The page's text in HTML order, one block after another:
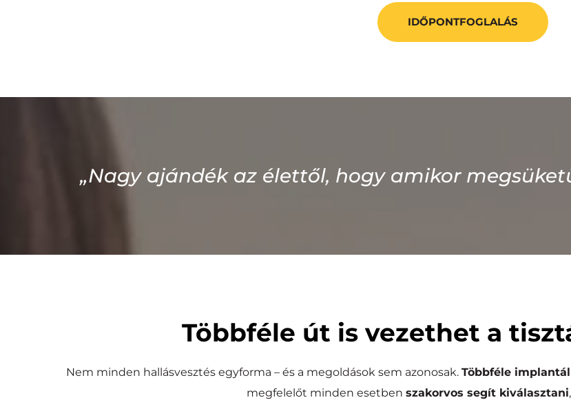
IDŐPONTFOGLALÁS
„Nagy ajándék az élettől, hogy amikor
Többféle út is vezethet a
Nem minden hallásvesztés egyforma – és a megoldások sem azonosak. Többféle
megfelelőt minden esetben szakorvos segít kiválasztani